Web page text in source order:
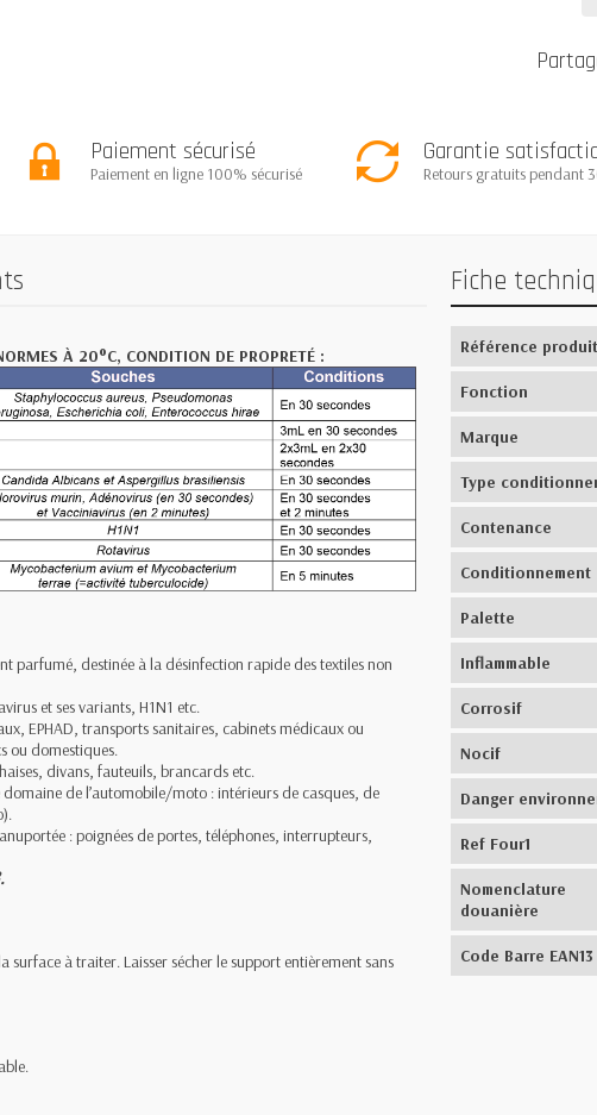
Paiement sécurisé
Paiement en ligne 100% sécurisé
Garantie
Retours gratuits pendant
À 20°C, CONDITION DE PROPRETÉ :
parfumé, destinée à la désinfection rapide des textiles non
et ses variants, H1N1 etc.
EPHAD, transports sanitaires, cabinets médicaux ou
ou domestiques.
divans, fauteuils, brancards etc.
de l’automobile/moto : intérieurs de casques, de
: poignées de portes, téléphones, interrupteurs,
à traiter. Laisser sécher le support entièrement sans
Fiche
Référence produit
Fonction
Marque
Type
Contenance
Conditionnement
Palette
Inflammable
Corrosif
Nocif
Danger
Ref Four1
Nomenclature
douanière
Code Barre EAN13